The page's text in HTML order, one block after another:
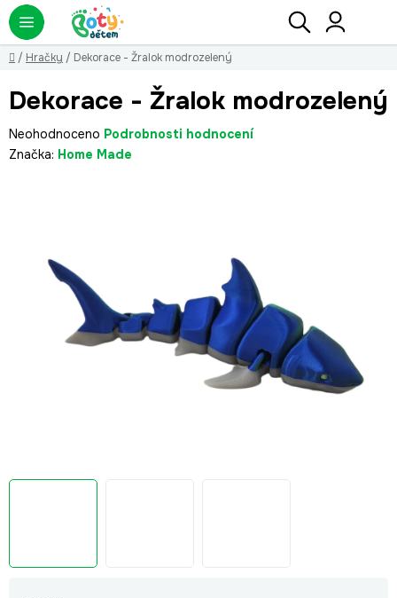
Přejít
na
obsah
Hledat
Domů
/ Hračky / Dekorace - Žralok modrozelený
Dekorace - Žralok modrozelený
Průměrné
hodnocení
hvězdiček.
Neohodnoceno Podrobnosti hodnocení
Značka: Home Made